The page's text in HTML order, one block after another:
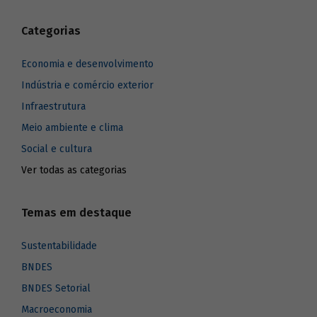
Categorias
Economia e desenvolvimento
Indústria e comércio exterior
Infraestrutura
Meio ambiente e clima
Social e cultura
Ver todas as categorias
Temas em destaque
Sustentabilidade
BNDES
BNDES Setorial
Macroeconomia